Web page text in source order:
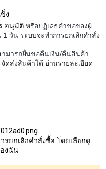
ง
อนุมัติ หรือปฏิเสธคำขอของผู้
วัน ระบบจะทำการยกเลิกคำสั่ง
มารถยื่นขอคืนเงิน/คืนสินค้า
ดส่งสินค้าได้ อ่านรายละเอียด
ยกเลิกคำสั่งซื้อ โดยเลือกดู
งฉัน